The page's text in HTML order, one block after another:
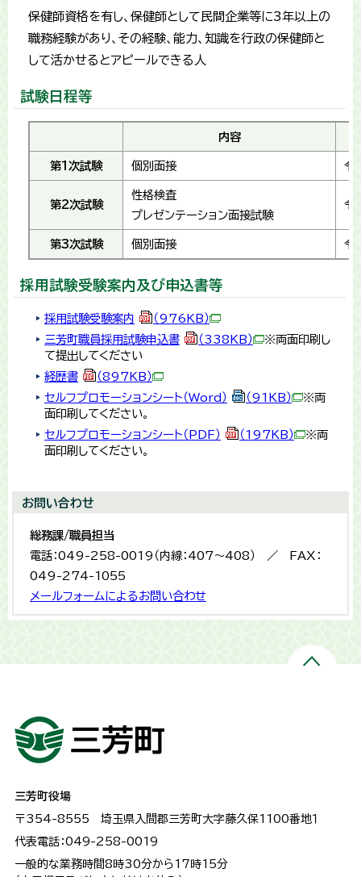
保健師資格を有し、保健師として民間企業等に3年以上の
職務経験があり、その経験、能力、知識を行政の保健師と
して活かせるとアピールできる人
試験日程等
内容
第1次試験 個別面接 令
第2次試験
性格検査
プレゼンテーション面接試験
令
第3次試験 個別面接 令
採用試験受験案内及び申込書等
採用試験受験案内
（976KB）
三芳町職員採用試験申込書
（338KB）
※両面印刷し
て提出してください
経歴書
（897KB）
セルフプロモーションシート（Word）
（91KB）
※両
面印刷してください。
セルフプロモーションシート（PDF）
（197KB）
※両
面印刷してください。
お問い合わせ
総務課/職員担当
電話：049-258-0019（内線：407～408） ／ FAX：
049-274-1055
メールフォームによるお問い合わせ
三芳町役場
〒354-8555 埼玉県入間郡三芳町大字藤久保1100番地１
代表電話：049-258-0019
一般的な業務時間8時30分から17時15分